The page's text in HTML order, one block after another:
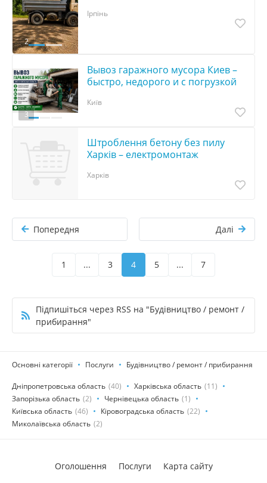
2
Ірпінь
3
Вывоз гаражного мусора Киев –
быстро, недорого и с погрузкой
Київ
Штроблення бетону без пилу
Харків – електромонтаж
Харків
Попередня Далі
1 ... 3 4 5 ... 7
Підпишіться через RSS на "Будівництво / ремонт /
прибирання"
Основні категорії Послуги Будівництво / ремонт / прибирання
Дніпропетровська область (40) Харківська область (11)
Запорізька область (2) Чернівецька область (1)
Київська область (46) Кіровоградська область (22)
Миколаївська область (2)
Оголошення Послуги Карта сайту